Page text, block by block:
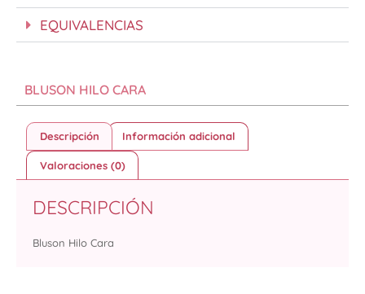
EQUIVALENCIAS
BLUSON HILO CARA
Descripción Información adicional
Valoraciones (0)
DESCRIPCIÓN
Bluson Hilo Cara